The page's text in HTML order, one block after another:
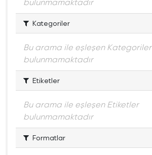
Kategoriler
Bu arama ile eşleşen Kategoriler
bulunmamaktadır
Etiketler
Bu arama ile eşleşen Etiketler
bulunmamaktadır
Formatlar